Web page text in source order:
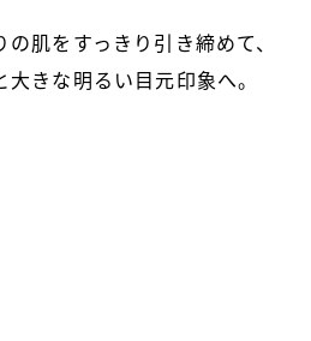
の肌をすっきり引き締めて、
大きな明るい目元印象へ。